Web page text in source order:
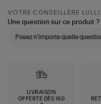
VOTRE CONSEILLÈRE LULLI
Une question sur ce produit ?
LIVRAISON
OFFERTE DÈS 150